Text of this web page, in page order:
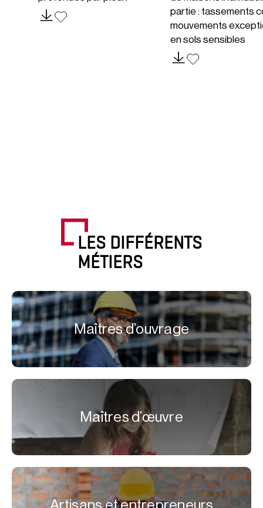
partie : tassements
mouvements
en sols sensibles
LES DIFFÉRENTS
MÉTIERS
Maîtres d’ouvrage
Maîtres d’œuvre
Artisans et entrepreneurs